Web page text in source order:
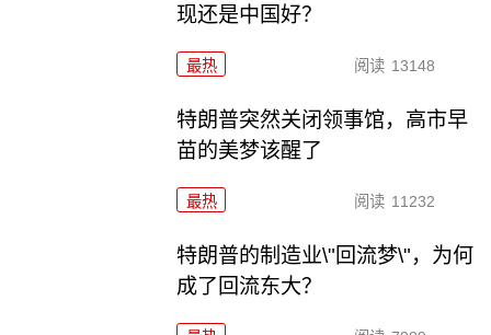
现还是中国好？
最热 阅读 13148
特朗普突然关闭领事馆，高市早
苗的美梦该醒了
最热 阅读 11232
特朗普的制造业\"回流梦\"，为何
成了回流东大？